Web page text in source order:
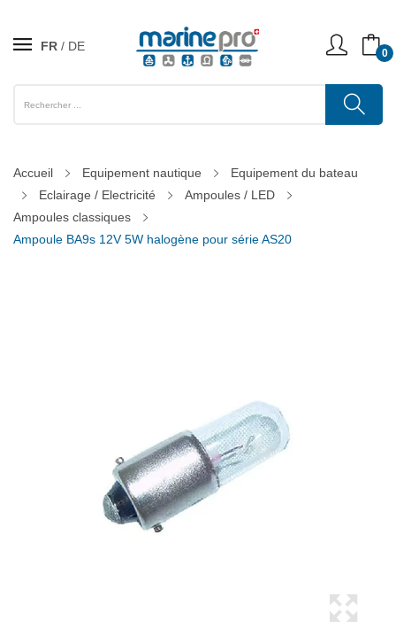
FR DE 0
Accueil Equipement nautique
Equipement du bateau
Eclairage / Electricité
Ampoules / LED
Ampoules classiques
Ampoule BA9s 12V 5W halogène pour série AS20